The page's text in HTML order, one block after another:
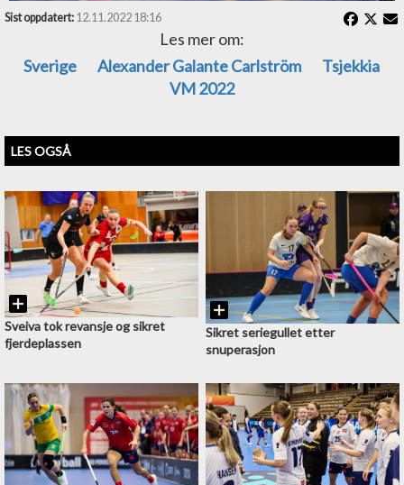
Sist oppdatert: 12.11.2022 18:16
Les mer om:
Sverige
Alexander Galante Carlström
Tsjekkia
VM 2022
LES OGSÅ
Sveiva tok revansje og sikret
fjerdeplassen
Sikret seriegullet etter
snuperasjon